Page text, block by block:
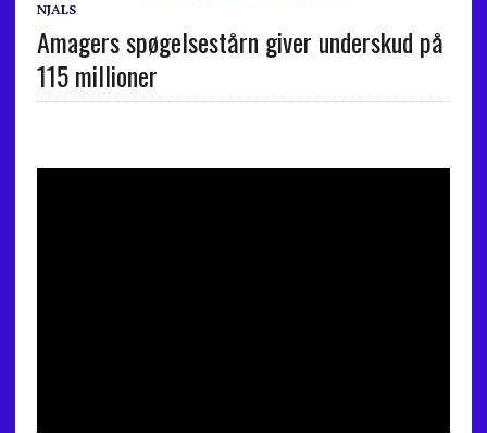
NJALS
Amagers spøgelsestårn giver underskud på
115 millioner